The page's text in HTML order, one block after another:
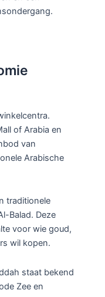
of Arabia en
van
Arabische
traditionele
Balad. Deze
voor wie goud,
wil kopen.
staat bekend
Zee en